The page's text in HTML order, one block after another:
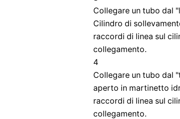
Collegare un tubo dal
Cilindro di
raccordi di linea sul
collegamento.
4
Collegare un tubo dal
aperto in martinetto
raccordi di linea sul
collegamento.